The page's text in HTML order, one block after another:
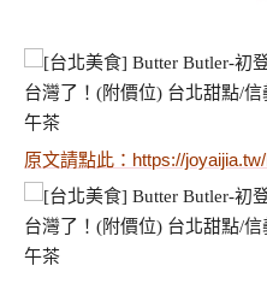
原文請點此： https://